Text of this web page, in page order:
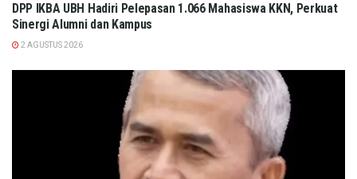
DPP IKBA UBH Hadiri Pelepasan 1.066 Mahasiswa KKN, Perkuat
Sinergi Alumni dan Kampus
2 AGUSTUS 2026